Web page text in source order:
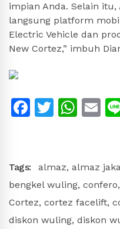
impian Anda. Selain
langsung platform
Electric Vehicle dan
New Cortez,” imbuh
Facebook
Twitter
Tags: almaz, almaz
bengkel wuling, confero,
Cortez, cortez facelift,
diskon wuling, diskon